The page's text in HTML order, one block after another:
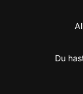
Du